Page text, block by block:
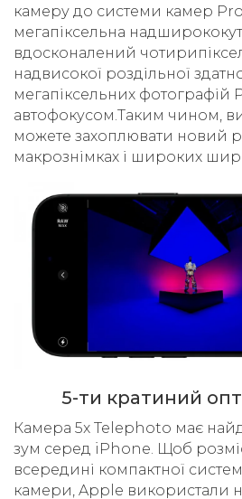
камеру до системи камер
мегапіксельна
вдосконалений
надвисокої роздільної
мегапіксельних фотографій
автофокусом.Таким чином,
можете захоплювати новий
макрознімках і широких
5-ти кратиний
Камера 5x Telephoto має
зум серед iPhone. Щоб
всередині компактної
камери, Apple використали